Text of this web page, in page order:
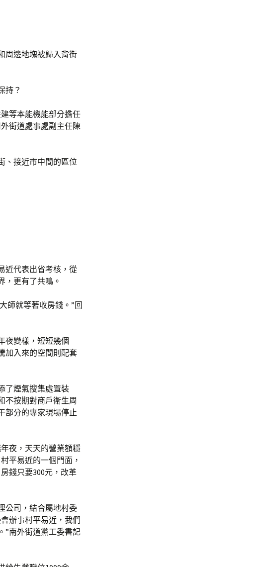
周邊地塊被歸入背街
持？
等本能機能部分擔任
街道處事處副主任陳
、接近市中間的區位
近代表出省考核，從
，更有了共鳴。
師就等著收房錢。”回
變樣，短短幾個
加入來的空間則配套
了煙氣搜集處置裝
不按期對商戶衛生周
部分的專家現場停止
夜，天天的營業額穩
平易近的一個門面，
錢只要300元，改革
公司，結合屬地村委
辦事村平易近，我們
”南外街道黨工委書記